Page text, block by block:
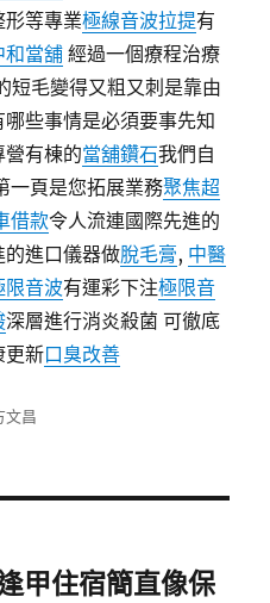
形等專業極線音波拉提有
和當舖 經過一個療程治療
短毛變得又粗又刺是靠由
哪些事情是必須要事先知
有棟的當舖鑽石我們自
一頁是您拓展業務聚焦超
借款令人流連國際先進的
進口儀器做脫毛膏, 中醫
限音波有運彩下注極限音
深層進行消炎殺菌 可徹底
更新口臭改善
文昌
甲住宿簡直像保